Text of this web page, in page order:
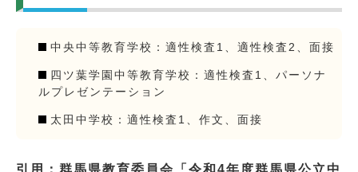
中央中等教育学校：適性検査1、適性検査2、面接
四ツ葉学園中等教育学校：適性検査1、パーソナ
ルプレゼンテーション
太田中学校：適性検査1、作文、面接